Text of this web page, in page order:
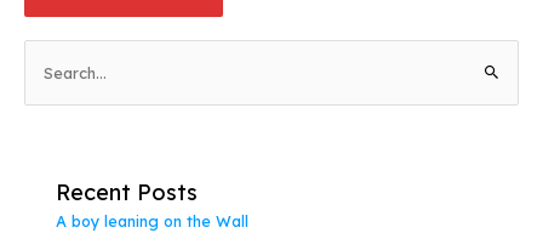
e
Recent Posts
A boy leaning on the Wall